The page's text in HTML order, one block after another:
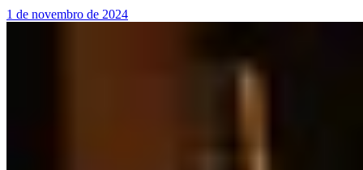
1 de novembro de 2024